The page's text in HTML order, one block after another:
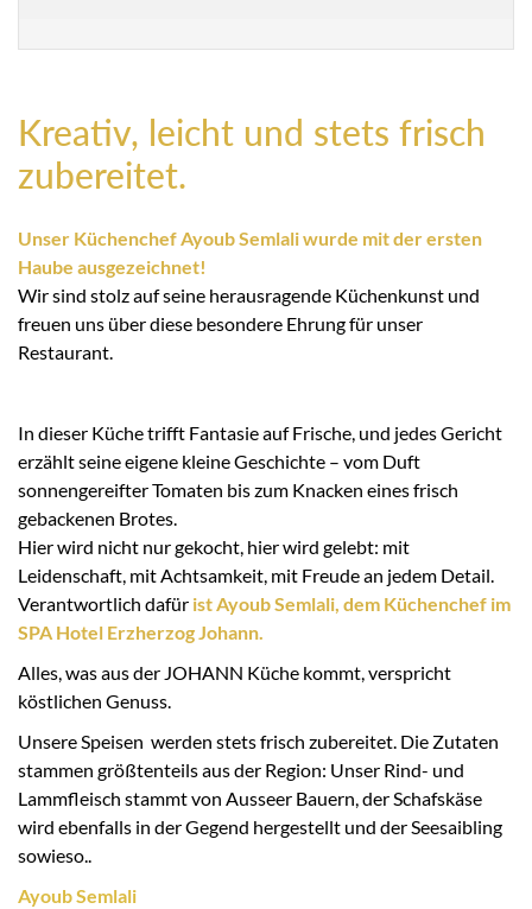
Kreativ, leicht und stets frisch
zubereitet.
Unser Küchenchef Ayoub Semlali wurde mit der ersten
Haube ausgezeichnet!
Wir sind stolz auf seine herausragende Küchenkunst und
freuen uns über diese besondere Ehrung für unser
Restaurant.
In dieser Küche trifft Fantasie auf Frische, und jedes Gericht
erzählt seine eigene kleine Geschichte – vom Duft
sonnengereifter Tomaten bis zum Knacken eines frisch
gebackenen Brotes.
Hier wird nicht nur gekocht, hier wird gelebt: mit
Leidenschaft, mit Achtsamkeit, mit Freude an jedem Detail.
Verantwortlich dafür ist Ayoub Semlali, dem Küchenchef im
SPA Hotel Erzherzog Johann.
Alles, was aus der JOHANN Küche kommt, verspricht
köstlichen Genuss.
Unsere Speisen werden stets frisch zubereitet. Die Zutaten
stammen größtenteils aus der Region: Unser Rind- und
Lammfleisch stammt von Ausseer Bauern, der Schafskäse
wird ebenfalls in der Gegend hergestellt und der Seesaibling
sowieso..
Ayoub Semlali